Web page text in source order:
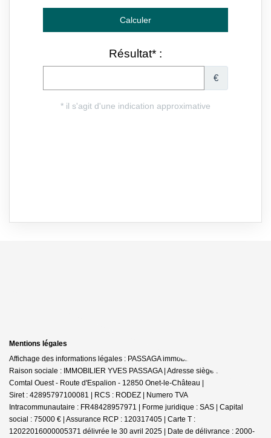
Mentions légales
Affichage des informations légales : PASSAGA immobilier - Onet-le-Château |
Raison sociale : IMMOBILIER YVES PASSAGA | Adresse siège social : Le
Comtal Ouest - Route d'Espalion - 12850 Onet-le-Château |
Siret : 42895797100081 | RCS : RODEZ | Numero TVA
Intracommunautaire : FR48428957971 | Forme juridique : SAS | Capital
social : 75000 € | Assurance RCP : 120317405 | Carte T :
12022016000005371 délivrée le 30 avril 2025 | Date de délivrance : 2000-